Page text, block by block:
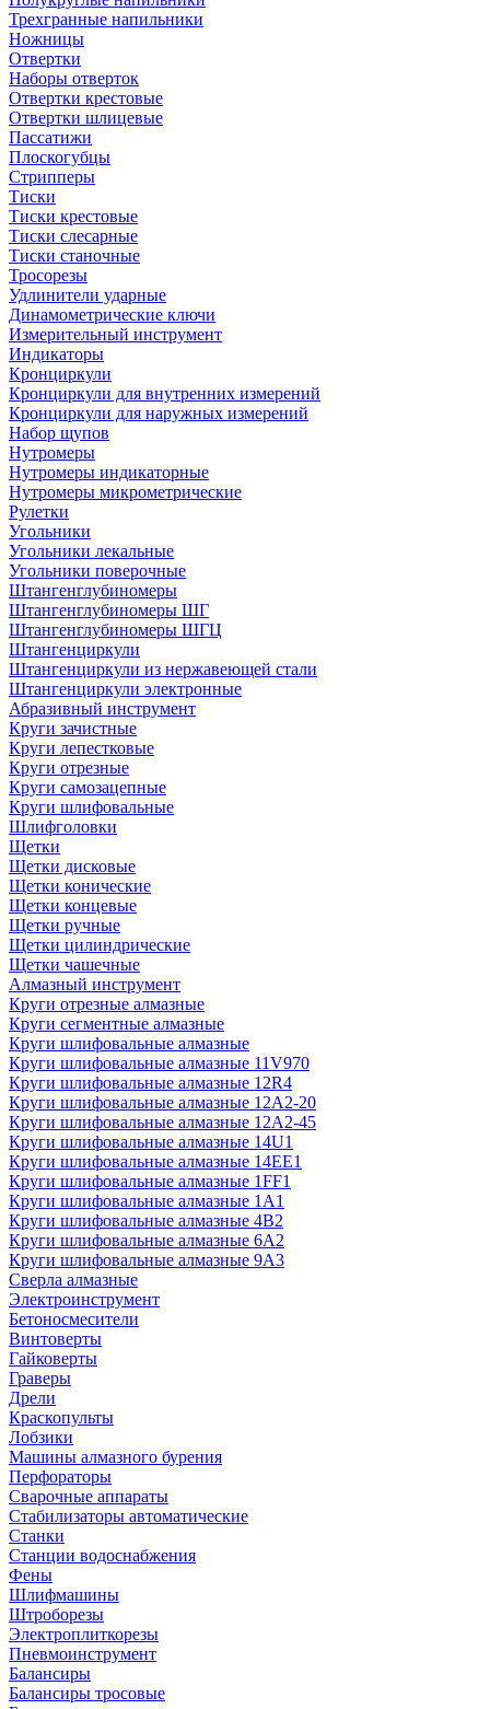
Трехгранные напильники
Ножницы
Отвертки
Наборы отверток
Отвертки крестовые
Отвертки шлицевые
Пассатижи
Плоскогубцы
Стрипперы
Тиски
Тиски крестовые
Тиски слесарные
Тиски станочные
Тросорезы
Удлинители ударные
Динамометрические ключи
Измерительный инструмент
Индикаторы
Кронциркули
Кронциркули для внутренних измерений
Кронциркули для наружных измерений
Набор щупов
Нутромеры
Нутромеры индикаторные
Нутромеры микрометрические
Рулетки
Угольники
Угольники лекальные
Угольники поверочные
Штангенглубиномеры
Штангенглубиномеры ШГ
Штангенглубиномеры ШГЦ
Штангенциркули
Штангенциркули из нержавеющей стали
Штангенциркули электронные
Абразивный инструмент
Круги зачистные
Круги лепестковые
Круги отрезные
Круги самозацепные
Круги шлифовальные
Шлифголовки
Щетки
Щетки дисковые
Щетки конические
Щетки концевые
Щетки ручные
Щетки цилиндрические
Щетки чашечные
Алмазный инструмент
Круги отрезные алмазные
Круги сегментные алмазные
Круги шлифовальные алмазные
Круги шлифовальные алмазные 11V970
Круги шлифовальные алмазные 12R4
Круги шлифовальные алмазные 12А2-20
Круги шлифовальные алмазные 12А2-45
Круги шлифовальные алмазные 14U1
Круги шлифовальные алмазные 14ЕЕ1
Круги шлифовальные алмазные 1FF1
Круги шлифовальные алмазные 1А1
Круги шлифовальные алмазные 4В2
Круги шлифовальные алмазные 6A2
Круги шлифовальные алмазные 9А3
Сверла алмазные
Электроинструмент
Бетоносмесители
Винтоверты
Гайковерты
Граверы
Дрели
Краскопульты
Лобзики
Машины алмазного бурения
Перфораторы
Сварочные аппараты
Стабилизаторы автоматические
Станки
Станции водоснабжения
Фены
Шлифмашины
Штроборезы
Электроплиткорезы
Пневмоинструмент
Балансиры
Балансиры тросовые